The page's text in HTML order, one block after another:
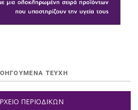
ΤΕΥΧΗ
ΠΕΡΙΟΔΙΚΩΝ